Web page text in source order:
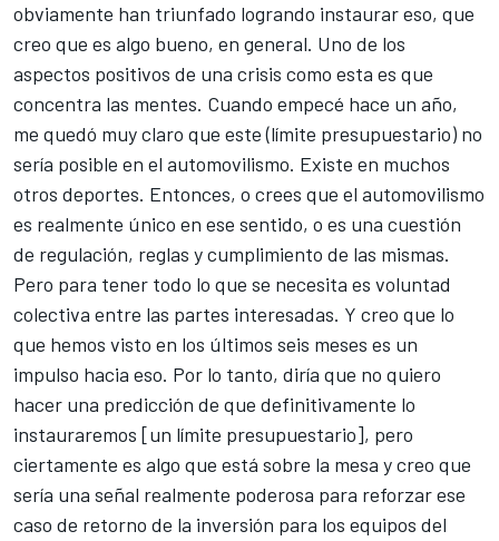
obviamente han triunfado logrando instaurar eso, que
creo que es algo bueno, en general. Uno de los
aspectos positivos de una crisis como esta es que
concentra las mentes. Cuando empecé hace un año,
me quedó muy claro que este (límite presupuestario) no
sería posible en el automovilismo. Existe en muchos
otros deportes. Entonces, o crees que el automovilismo
es realmente único en ese sentido, o es una cuestión
de regulación, reglas y cumplimiento de las mismas.
Pero para tener todo lo que se necesita es voluntad
colectiva entre las partes interesadas. Y creo que lo
que hemos visto en los últimos seis meses es un
impulso hacia eso. Por lo tanto, diría que no quiero
hacer una predicción de que definitivamente lo
instauraremos [un límite presupuestario], pero
ciertamente es algo que está sobre la mesa y creo que
sería una señal realmente poderosa para reforzar ese
caso de retorno de la inversión para los equipos del